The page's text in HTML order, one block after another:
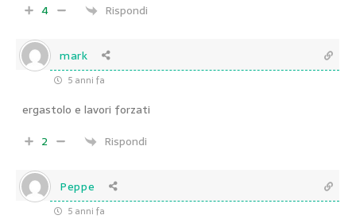
4
Rispondi
mark
5 anni fa
ergastolo e lavori forzati
2
Rispondi
Peppe
5 anni fa